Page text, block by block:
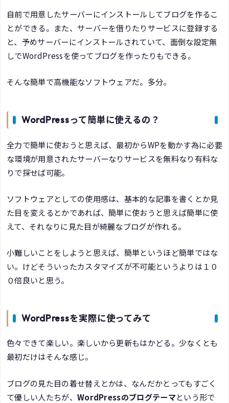
自前で用意したサーバーにインストールしてブログを作るこ
とができる。また、サーバーを借りたりサービスに登録する
と、予めサーバーにインストールされていて、面倒な設定無
しでWordPressを使ってブログを作ったりもできる。
そんな簡単で高機能なソフトウェアだ。多分。
WordPressって簡単に使えるの？
全力で簡単に使おうと思えば、最初からWPを動かす為に必要
な環境が用意されたサーバーなりサービスを無料なり有料な
りで探せば可能。
ソフトウェアとしての使用感は、基本的な記事を書くとか見
た目を変えるとかであれば、簡単に使おうと思えば簡単に使
えて、それなりに見た目が綺麗なブログが作れる。
小難しいことをしようと思えば、簡単というほど簡単ではな
い。けどそういったカスタマイズが不可能というよりは１０
０倍良いと思う。
WordPressを実際に使ってみて
色々できて楽しい。楽しいから更新もはかどる。少なくとも
最初だけはそんな感じ。
ブログの見た目の着せ替えとかは、なんだかとってもすごく
て優しい人たちが、 WordPressのブログテーマという形で